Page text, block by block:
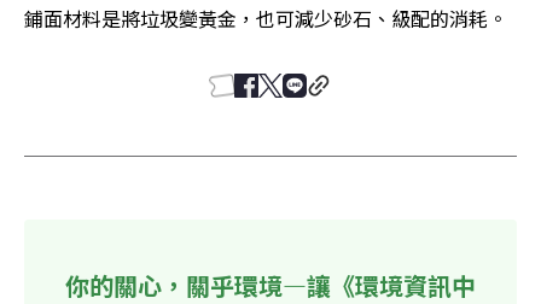
鋪面材料是將垃圾變黃金，也可減少砂石、級配的消耗。
你的關心，關乎環境—讓《環境資訊中